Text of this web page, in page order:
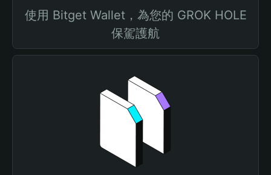
使用 Bitget Wallet，為您的 GROK HOLE
保駕護航